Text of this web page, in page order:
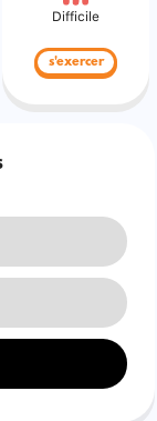
Difficile
s'exercer